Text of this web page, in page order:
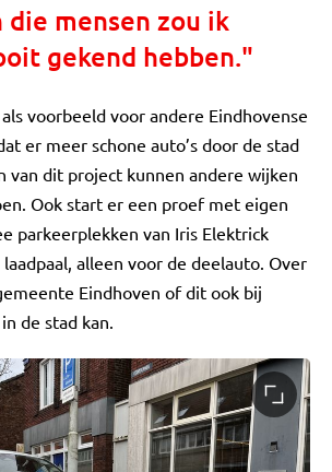
die mensen zou ik
gekend hebben."
voorbeeld voor andere Eindhovense
er meer schone auto’s door de stad
van dit project kunnen andere wijken
Ook start er een proef met eigen
parkeerplekken van Iris Elektrick
alleen voor de deelauto. Over
Eindhoven of dit ook bij
de stad kan.